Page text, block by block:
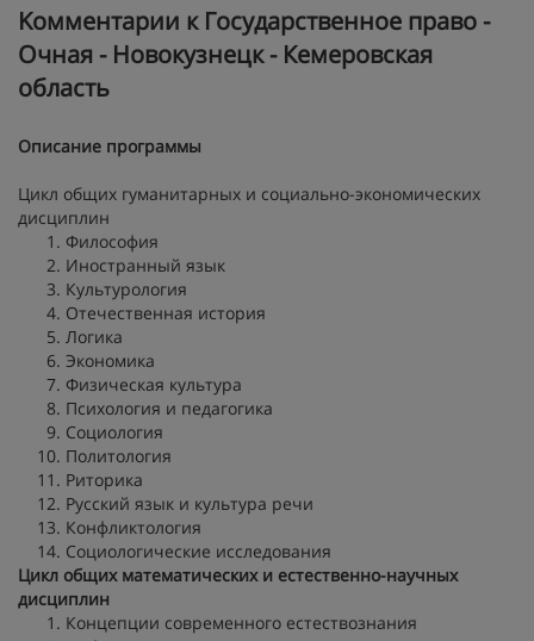
Kомментарии к Государственное право -
Очная - Новокузнецк - Кемеровская
область
Описание программы
Цикл общих гуманитарных и социально-экономических
дисциплин
Философия
Иностранный язык
Культурология
Отечественная история
Логика
Экономика
Физическая культура
Психология и педагогика
Социология
Политология
Риторика
Русский язык и культура речи
Конфликтология
Социологические исследования
Цикл общих математических и естественно-научных
дисциплин
Концепции современного естествознания